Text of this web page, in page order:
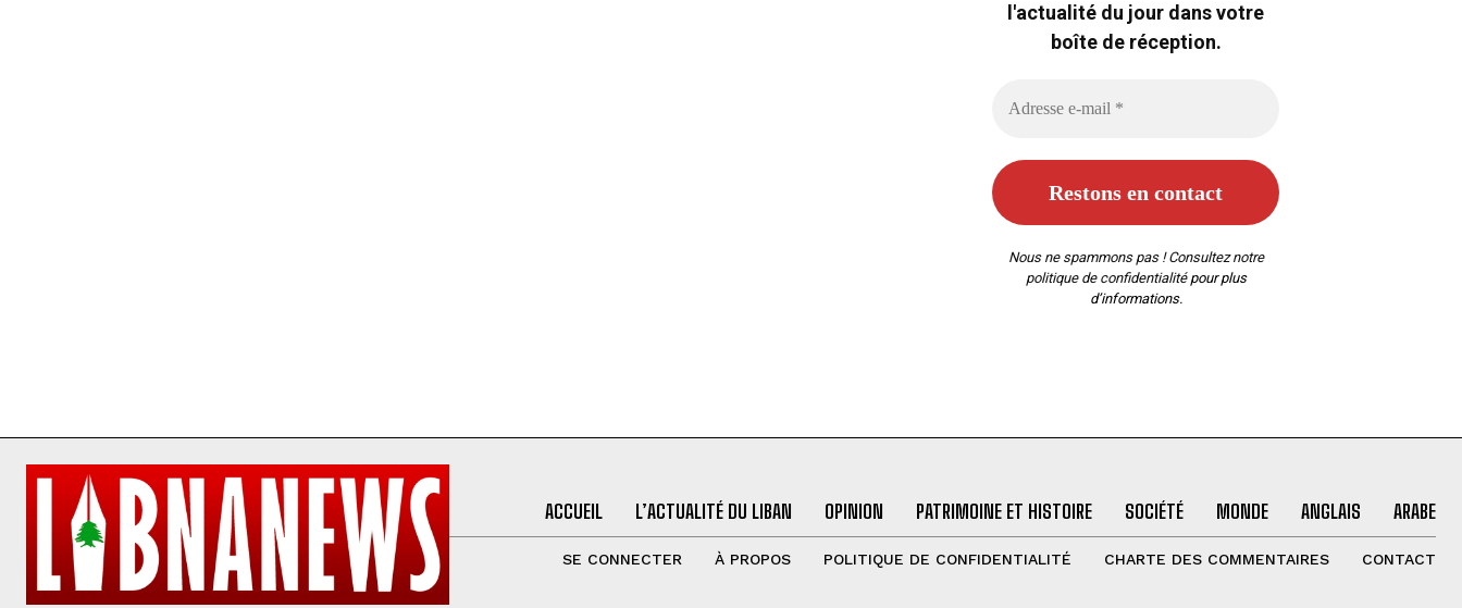
l'actualité du jour dans votre
boîte de réception.
Nous ne spammons pas ! Consultez notre
politique de confidentialitépour plus
d’informations.
ACCUEIL L’ACTUALITÉ DU LIBAN OPINION PATRIMOINE ET HISTOIRE SOCIÉTÉ MONDE ANGLAIS ARABE
SE CONNECTER À PROPOS POLITIQUE DE CONFIDENTIALITÉ CHARTE DES COMMENTAIRES CONTACT